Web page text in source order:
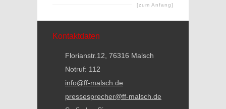
[zum Anfang]
Kontaktdaten
Florianstr.12, 76316 Malsch
Notruf: 112
info@ff-malsch.de
pressesprecher@ff-malsch.de